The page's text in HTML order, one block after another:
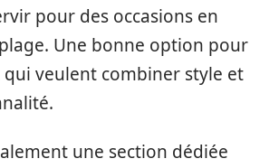
pour des occasions en
Une bonne option pour
qui veulent combiner style et
une section dédiée